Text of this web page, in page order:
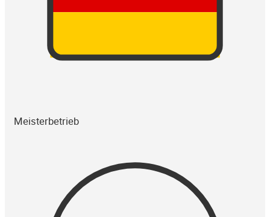
Meisterbetrieb